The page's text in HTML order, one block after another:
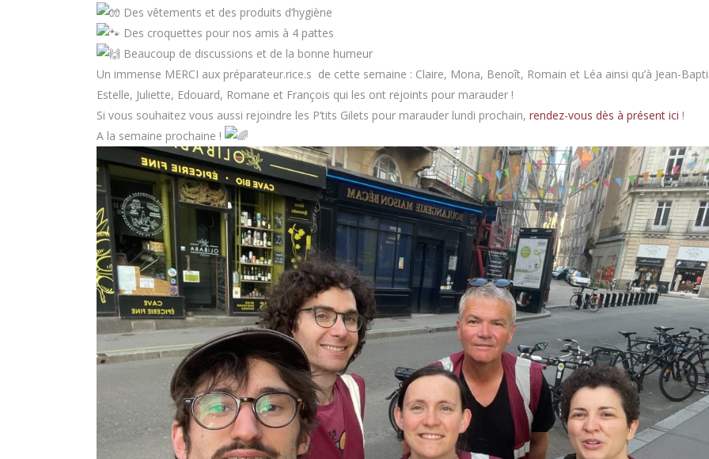
Des vêtements et des produits d’hygiène
Des croquettes pour nos amis à 4 pattes
Beaucoup de discussions et de la bonne humeur
Un immense MERCI aux préparateur.rice.s de cette semaine : Claire, Mona, Benoît, Romain et Léa ainsi qu’à Jean-
Estelle, Juliette, Edouard, Romane et François qui les ont rejoints pour marauder !
Si vous souhaitez vous aussi rejoindre les P’tits Gilets pour marauder lundi prochain, rendez-vous dès à présent ici !
A la semaine prochaine !